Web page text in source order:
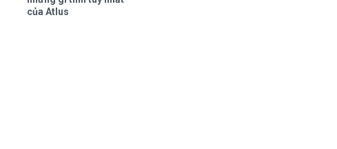
của Atlus